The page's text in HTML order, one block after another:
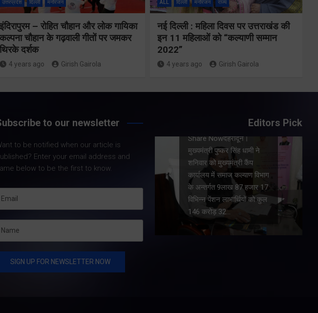
उत्तरप्रदेश दिल्ली मनोरंजन
इंदिरापुरम – रोहित चौहान और लोक गायिका
कल्पना चौहान के गढ़वाली गीतों पर जमकर
थिरके दर्शक
4 years ago Girish Gairola
ALL दिल्ली मनोरंजन राज्य
नई दिल्ली : महिला दिवस पर उत्तराखंड की
इन 11 महिलाओं को “कल्याणी सम्मान
2022”
4 years ago Girish Gairola
to our newsletter
to be notified when our article is
Enter your email address and
below to be the first to know.
Editors Pick
146 करोड़ 32
लाख की पेंशन
राशि का किया
भुगतान
शनिवार को मुख्यमंत्री कैंप
के अन्तर्गत 9लाख 87 हजार 17
146 करोड़ 32…
प्रोत्साहित करें
जिलाधिकारीः
Share Nowदेहरादून। मुख्य
निर्वाचन अधिकारी डॉ.
बी.वी.आर.सी. पुरुषोत्तम ने शनिवार
को कुमांऊ-गढ़वाल के मंडल
आयुक्तों सहित सभी जनपदों के
जिलाधिकारियों के साथ वीडियो
कांन्फ्रेंस कर विशेष गहन
पुनरीक्षण अभियान की…